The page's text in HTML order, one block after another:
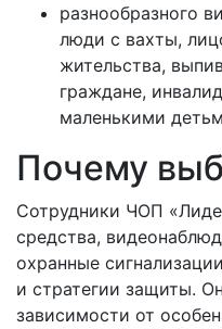
разнообразного
люди с вахты,
жительства,
граждане,
маленькими
Почему
Сотрудники ЧОП
средства,
охранные
и стратегии защиты.
зависимости от